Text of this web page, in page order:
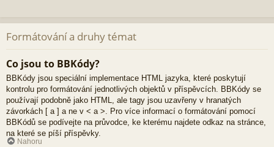
Formátování a druhy témat
Co jsou to BBKódy?
BBKódy jsou speciální implementace HTML jazyka, které poskytují
kontrolu pro formátování jednotlivých objektů v příspěvcích. BBKódy se
používají podobně jako HTML, ale tagy jsou uzavřeny v hranatých
závorkách [ a ] a ne v < a >. Pro více informací o formátování pomocí
BBKódů se podívejte na průvodce, ke kterému najdete odkaz na stránce,
na které se píší příspěvky.
Nahoru